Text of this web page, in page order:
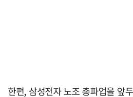
한편, 삼성전자 노조 총파업을 앞